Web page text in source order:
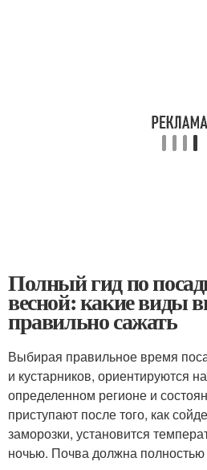
Полный гид по
весной: какие виды
правильно сажать
Выбирая правильное время
и кустарников, ориентируются
определенном регионе и
приступают после того, как
заморозки, установится
ночью. Почва должна полностью